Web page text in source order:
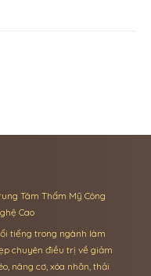
Tâm Thẩm Mỹ Công
Cao
tiếng trong ngành làm
chuyên điều trị về giảm
nâng cơ, xóa nhăn, thải